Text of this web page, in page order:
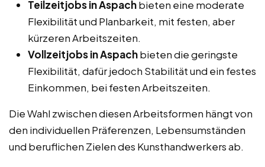
Teilzeitjobs in Aspachbieten eine moderate
Flexibilität und Planbarkeit, mit festen, aber
kürzeren Arbeitszeiten.
Vollzeitjobs in Aspachbieten die geringste
Flexibilität, dafür jedoch Stabilität und ein festes
Einkommen, bei festen Arbeitszeiten.
Die Wahl zwischen diesen Arbeitsformen hängt von
den individuellen Präferenzen, Lebensumständen
und beruflichen Zielen des Kunsthandwerkers ab.